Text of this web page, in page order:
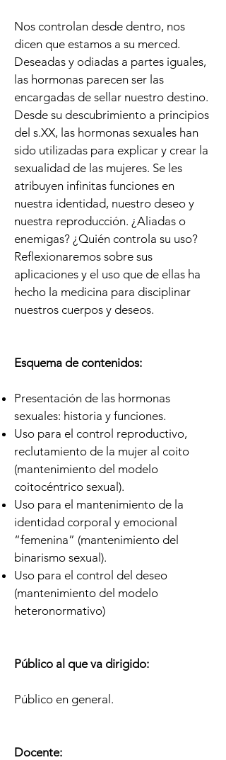
Nos controlan desde dentro, nos
dicen que estamos a su merced.
Deseadas y odiadas a partes iguales,
las hormonas parecen ser las
encargadas de sellar nuestro destino.
Desde su descubrimiento a principios
del s.XX, las hormonas sexuales han
sido utilizadas para explicar y crear la
sexualidad de las mujeres. Se les
atribuyen infinitas funciones en
nuestra identidad, nuestro deseo y
nuestra reproducción. ¿Aliadas o
enemigas? ¿Quién controla su uso?
Reflexionaremos sobre sus
aplicaciones y el uso que de ellas ha
hecho la medicina para disciplinar
nuestros cuerpos y deseos.
Esquema de contenidos:
Presentación de las hormonas
sexuales: historia y funciones.
Uso para el control reproductivo,
reclutamiento de la mujer al coito
(mantenimiento del modelo
coitocéntrico sexual).
Uso para el mantenimiento de la
identidad corporal y emocional
“femenina” (mantenimiento del
binarismo sexual).
Uso para el control del deseo
(mantenimiento del modelo
heteronormativo)
Público al que va dirigido:
Público en general.
Docente: